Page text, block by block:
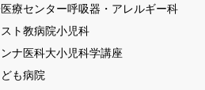
療センター呼吸器・アレルギー科
ト教病院小児科
ナ医科大小児科学講座
も病院
ー